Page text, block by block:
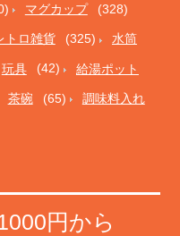
マグカップ (328)
トロ雑貨 (325) 水筒
玩具 (42) 給湯ポット
茶碗 (65) 調味料入れ
円から